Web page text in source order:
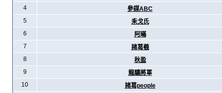
4
參謀ABC
5
耒戈氏
6
阿暪
7
諸葛羲
8
秋盈
9
龍驤將軍
10
諸葛people